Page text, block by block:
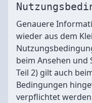
Genauere
wieder aus dem
beim Ansehen und
Teil 2) gilt auch
Bedingungen
verpflichtet